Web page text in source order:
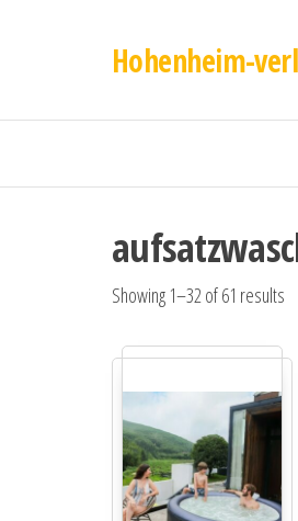
Hohenheim-
Showing 1–32 of 61 results